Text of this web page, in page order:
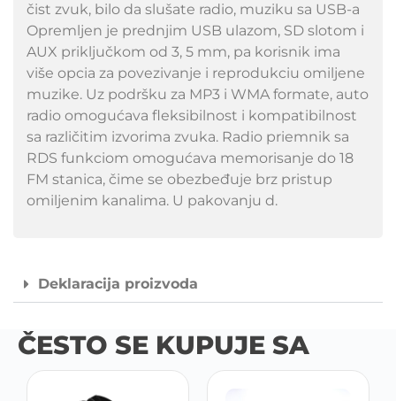
čist zvuk, bilo da slušate radio, muziku sa USB-a
Opremljen je prednjim USB ulazom, SD slotom i
AUX priključkom od 3, 5 mm, pa korisnik ima
više opcia za povezivanje i reprodukciu omiljene
muzike. Uz podršku za MP3 i WMA formate, auto
radio omogućava fleksibilnost i kompatibilnost
sa različitim izvorima zvuka. Radio priemnik sa
RDS funkciom omogućava memorisanje do 18
FM stanica, čime se obezbeđuje brz pristup
omiljenim kanalima. U pakovanju d.
Deklaracija proizvoda
ČESTO SE KUPUJE SA